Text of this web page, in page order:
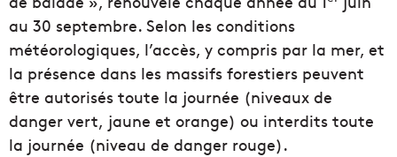
au 30 septembre. Selon les conditions
météorologiques, l’accès, y compris par la mer, et
la présence dans les massifs forestiers peuvent
être autorisés toute la journée (niveaux de
danger vert, jaune et orange) ou interdits toute
la journée (niveau de danger rouge).